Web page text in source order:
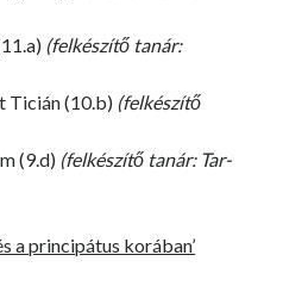
(felkészítő tanár:
Ticián (10.b) (felkészítő
(9.d) (felkészítő tanár: Tar-
a principátus korában’